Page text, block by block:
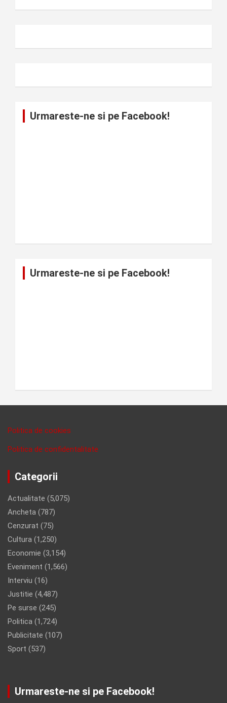
Urmareste-ne si pe Facebook!
Urmareste-ne si pe Facebook!
Politica de cookies
Politica de confidentalitate
Categorii
Actualitate (5,075)
Ancheta (787)
Cenzurat (75)
Cultura (1,250)
Economie (3,154)
Eveniment (1,566)
Interviu (16)
Justitie (4,487)
Pe surse (245)
Politica (1,724)
Publicitate (107)
Sport (537)
Urmareste-ne si pe Facebook!